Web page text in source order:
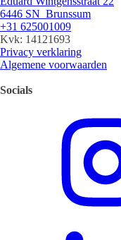
6446 SN Brunssum
+31 625001009
Kvk: 14121693
Privacy verklaring
Algemene voorwaarden
Socials